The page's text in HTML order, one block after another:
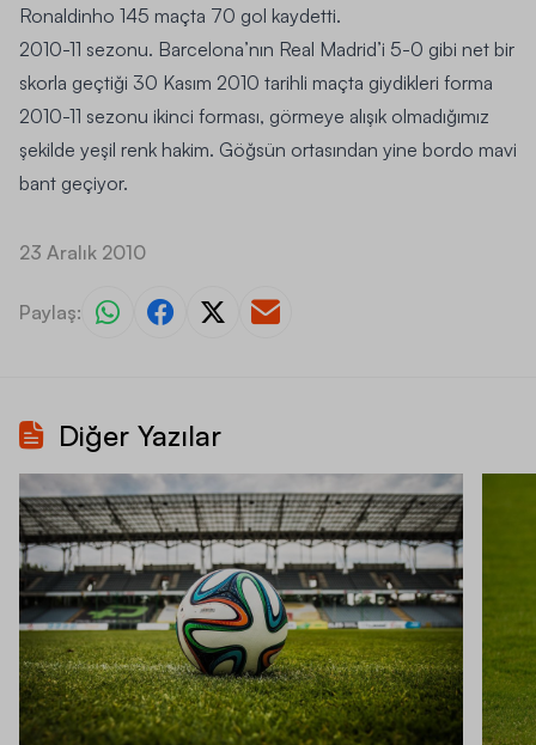
Ronaldinho 145 maçta 70 gol kaydetti.
2010-11 sezonu. Barcelona’nın Real Madrid’i 5-0 gibi net bir
skorla geçtiği 30 Kasım 2010 tarihli maçta giydikleri forma
2010-11 sezonu ikinci forması, görmeye alışık olmadığımız
şekilde yeşil renk hakim. Göğsün ortasından yine bordo mavi
bant geçiyor.
23 Aralık 2010
Paylaş:
Diğer Yazılar